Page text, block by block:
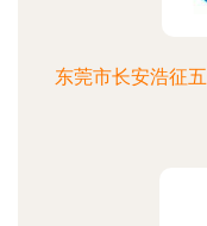
东莞市长安浩征